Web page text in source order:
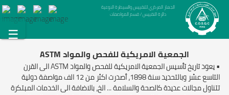
☰
الجهاز المركزي للتقييس والسيطرة النوعية
دائرة التقييس / قسم المواصفات
الجمعية الامريكية للفحص والمواد ASTM
• يعود تاريخ تأسيس الجمعية الامريكية للفحص والمواد ASTM الى القرن
التاسع عشر وبالتحديد سنة 1898، أصدرت اكثر من 12 الف مواصفة دولية
تتناول مجالات عديدة كالصحة والسلامة ... الخ، بالاضافة الى الخدمات المبتكرة